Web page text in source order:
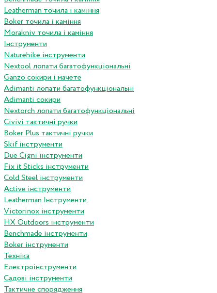
Leatherman точила і каміння
Boker точила і каміння
Morakniv точила і каміння
Інструменти
Naturehike інструменти
Nextool лопати багатофункціональні
Ganzo сокири і мачете
Adimanti лопати багатофункціональні
Adimanti сокири
Nextorch лопати багатофункціональні
Сivivi тактичні ручки
Boker Plus тактичні ручки
Skif інструменти
Due Cigni інструменти
Fix it Sticks інструменти
Сold Steel інструменти
Active інструменти
Leatherman Інструменти
Victorinox інструменти
HX Outdoors інструменти
Benchmade інструменти
Boker інструменти
Техніка
Електроінструменти
Садові інструменти
Тактичне спорядження